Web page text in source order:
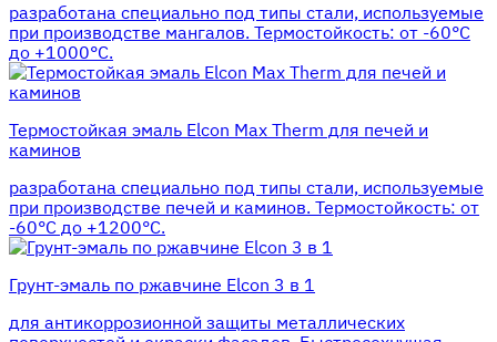
разработана специально под типы стали, используемые
при производстве мангалов. Термостойкость: от -60°С
до +1000°С.
Термостойкая эмаль Elcon Max Therm для печей и
каминов
разработана специально под типы стали, используемые
при производстве печей и каминов. Термостойкость: от
-60°С до +1200°С.
Грунт-эмаль по ржавчине Elcon 3 в 1
для антикоррозионной защиты металлических